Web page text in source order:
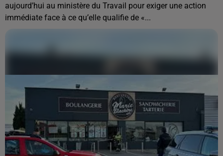
aujourd’hui au ministère du Travail pour exiger une action
immédiate face à ce qu’elle qualifie de «...